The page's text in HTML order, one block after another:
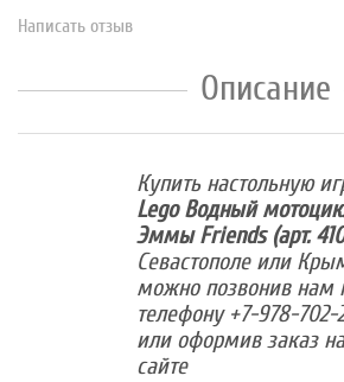
Написать отзыв
Описание
Купить настольную
Lego Водный
Эммы Friends (арт.
Севастополе или
можно позвонив нам
телефону +7-978-702-
или оформив заказ на
сайте